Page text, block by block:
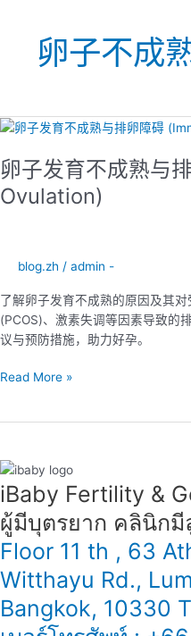
卵子不成
卵子发育不成熟与
Ovulation)
blog.zh / admin -
了解卵子发育不成熟的原因及其
(PCOS)、激素失调等因素导致的
议与预防措施，助力好孕。
卵
发
育
不
卵
障
碍
Ovulation)
Read More »
iBaby Fertility &
ผู้มีบุตรยาก คลินิกมี
Floor 11 th , 63
Witthayu Rd.,
Bangkok, 10330